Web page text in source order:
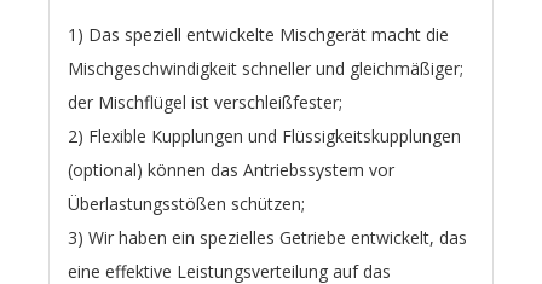
1) Das speziell entwickelte Mischgerät macht die
Mischgeschwindigkeit schneller und gleichmäßiger;
der Mischflügel ist verschleißfester;
2) Flexible Kupplungen und Flüssigkeitskupplungen
(optional) können das Antriebssystem vor
Überlastungsstößen schützen;
3) Wir haben ein spezielles Getriebe entwickelt, das
eine effektive Leistungsverteilung auf das